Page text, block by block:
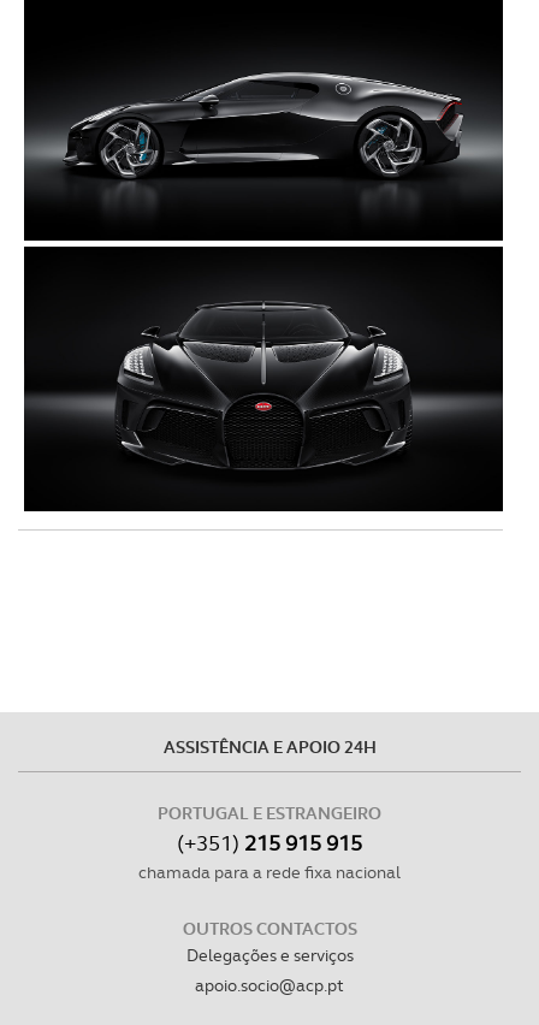
ASSISTÊNCIA E APOIO 24H
PORTUGAL E ESTRANGEIRO
(+351) 215 915 915
chamada para a rede fixa nacional
OUTROS CONTACTOS
Delegações e serviços
apoio.socio@acp.pt